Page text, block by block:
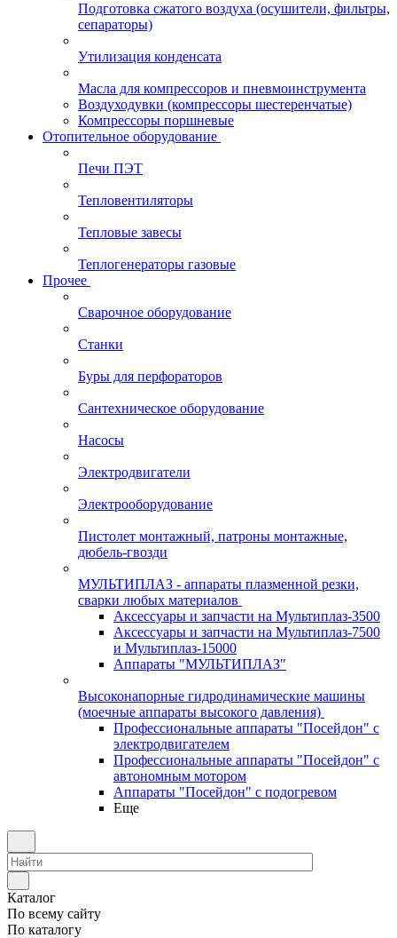
Подготовка сжатого воздуха (осушители, фильтры,
сепараторы)
Утилизация конденсата
Масла для компрессоров и пневмоинструмента
Воздуходувки (компрессоры шестеренчатые)
Компрессоры поршневые
Отопительное оборудование
Печи ПЭТ
Тепловентиляторы
Тепловые завесы
Теплогенераторы газовые
Прочее
Сварочное оборудование
Станки
Буры для перфораторов
Сантехническое оборудование
Насосы
Электродвигатели
Электрооборудование
Пистолет монтажный, патроны монтажные,
дюбель-гвозди
МУЛЬТИПЛАЗ - аппараты плазменной резки,
сварки любых материалов
Аксессуары и запчасти на Мультиплаз-3500
Аксессуары и запчасти на Мультиплаз-7500
и Мультиплаз-15000
Аппараты "МУЛЬТИПЛАЗ"
Высоконапорные гидродинамические машины
(моечные аппараты высокого давления)
Профессиональные аппараты "Посейдон" с
электродвигателем
Профессиональные аппараты "Посейдон" с
автономным мотором
Аппараты "Посейдон" с подогревом
Еще
Каталог
По всему сайту
По каталогу